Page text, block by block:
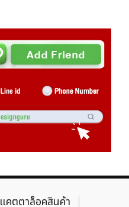
แคตตาล็อคสินค้า